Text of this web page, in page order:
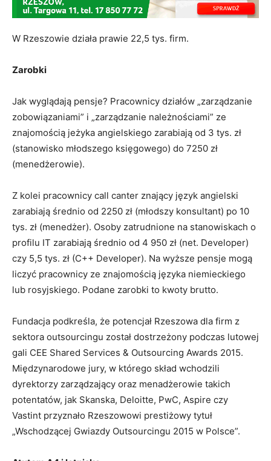
W Rzeszowie działa prawie 22,5 tys. firm.
Zarobki
Jak wyglądają pensje? Pracownicy działów „zarządzanie
zobowiązaniami” i „zarządzanie należnościami” ze
znajomością jeżyka angielskiego zarabiają od 3 tys. zł
(stanowisko młodszego księgowego) do 7250 zł
(menedżerowie).
Z kolei pracownicy call canter znający język angielski
zarabiają średnio od 2250 zł (młodszy konsultant) po 10
tys. zł (menedżer). Osoby zatrudnione na stanowiskach o
profilu IT zarabiają średnio od 4 950 zł (net. Developer)
czy 5,5 tys. zł (C++ Developer). Na wyższe pensje mogą
liczyć pracownicy ze znajomością języka niemieckiego
lub rosyjskiego. Podane zarobki to kwoty brutto.
Fundacja podkreśla, że potencjał Rzeszowa dla firm z
sektora outsourcingu został dostrzeżony podczas lutowej
gali CEE Shared Services & Outsourcing Awards 2015.
Międzynarodowe jury, w którego skład wchodzili
dyrektorzy zarządzający oraz menadżerowie takich
potentatów, jak Skanska, Deloitte, PwC, Aspire czy
Vastint przyznało Rzeszowowi prestiżowy tytuł
„Wschodzącej Gwiazdy Outsourcingu 2015 w Polsce”.